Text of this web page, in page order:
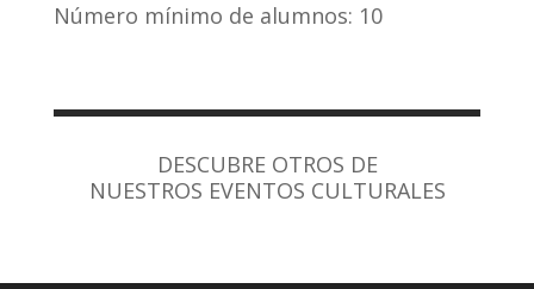
Número mínimo de alumnos: 10
DESCUBRE OTROS DE
NUESTROS EVENTOS CULTURALES